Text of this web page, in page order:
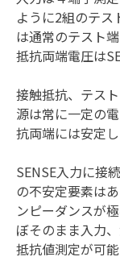
ように2組のテス
は通常のテスト
抵抗両端電圧は
接触抵抗、テス
源は常に一定の
抗両端には安定
SENSE入力に接
の不安定要素は
ンピーダンスが
ぼそのまま入力
抵抗値測定が可能